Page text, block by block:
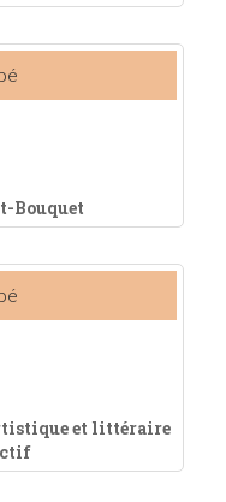
Bouquet
et littéraire